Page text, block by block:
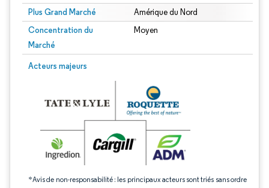
Plus Grand Marché Amérique du Nord
Concentration du
Marché
Moyen
Acteurs majeurs
*Avis de non-responsabilité : les principaux acteurs sont triés sans ordre
Image © Mordor Intelligence. La réutilisation nécessite une attribution sous CC